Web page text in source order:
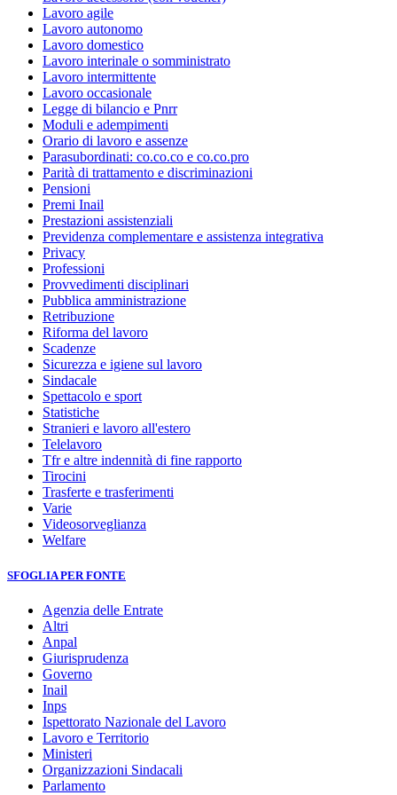
Lavoro agile
Lavoro autonomo
Lavoro domestico
Lavoro interinale o somministrato
Lavoro intermittente
Lavoro occasionale
Legge di bilancio e Pnrr
Moduli e adempimenti
Orario di lavoro e assenze
Parasubordinati: co.co.co e co.co.pro
Parità di trattamento e discriminazioni
Pensioni
Premi Inail
Prestazioni assistenziali
Previdenza complementare e assistenza integrativa
Privacy
Professioni
Provvedimenti disciplinari
Pubblica amministrazione
Retribuzione
Riforma del lavoro
Scadenze
Sicurezza e igiene sul lavoro
Sindacale
Spettacolo e sport
Statistiche
Stranieri e lavoro all'estero
Telelavoro
Tfr e altre indennità di fine rapporto
Tirocini
Trasferte e trasferimenti
Varie
Videosorveglianza
Welfare
SFOGLIA PER FONTE
Agenzia delle Entrate
Altri
Anpal
Giurisprudenza
Governo
Inail
Inps
Ispettorato Nazionale del Lavoro
Lavoro e Territorio
Ministeri
Organizzazioni Sindacali
Parlamento